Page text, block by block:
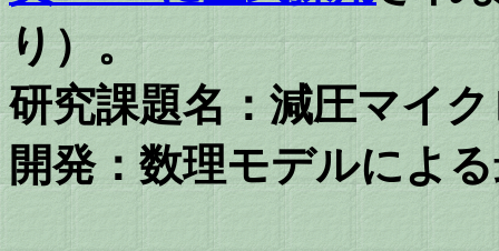
り）。
研究課題名：減圧マイ
開発：数理モデルによ